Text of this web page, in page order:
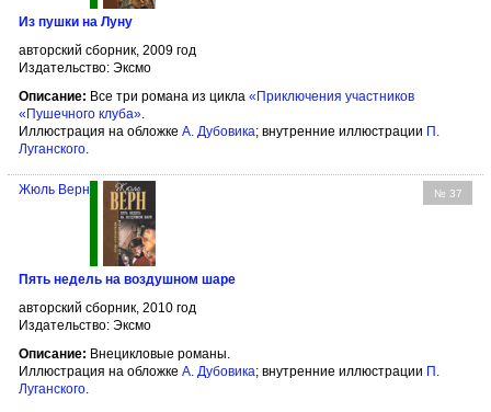
Из пушки на Луну
авторский сборник, 2009 год
Издательство: Эксмо
Описание: Все три романа из цикла «Приключения участников
«Пушечного клуба».
Иллюстрация на обложке А. Дубовика; внутренние иллюстрации П.
Луганского.
№ 37
Жюль Верн
Пять недель на воздушном шаре
авторский сборник, 2010 год
Издательство: Эксмо
Описание: Внецикловые романы.
Иллюстрация на обложке А. Дубовика; внутренние иллюстрации П.
Луганского.